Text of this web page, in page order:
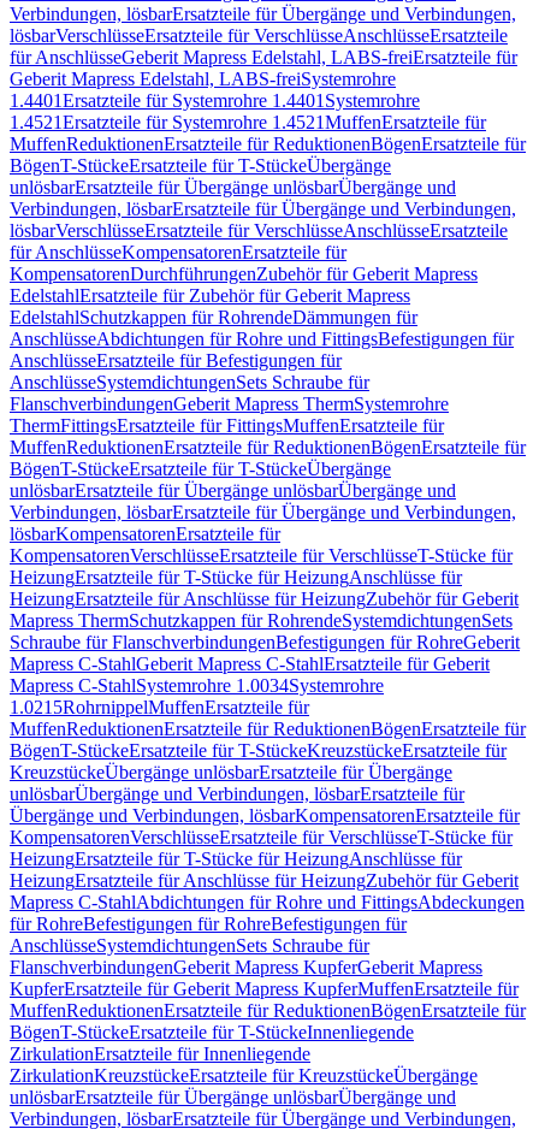
Verbindungen, lösbarErsatzteile für Übergänge und Verbindungen,
lösbarVerschlüsseErsatzteile für VerschlüsseAnschlüsseErsatzteile
für AnschlüsseGeberit Mapress Edelstahl, LABS-freiErsatzteile für
Geberit Mapress Edelstahl, LABS-freiSystemrohre
1.4401Ersatzteile für Systemrohre 1.4401 Systemrohre
1.4521Ersatzteile für Systemrohre 1.4521MuffenErsatzteile für
MuffenReduktionenErsatzteile für ReduktionenBögenErsatzteile für
BögenT-StückeErsatzteile für T-StückeÜbergänge
unlösbarErsatzteile für Übergänge unlösbarÜbergänge und
Verbindungen, lösbarErsatzteile für Übergänge und Verbindungen,
lösbarVerschlüsseErsatzteile für VerschlüsseAnschlüsseErsatzteile
für AnschlüsseKompensatorenErsatzteile für
KompensatorenDurchführungenZubehör für Geberit Mapress
EdelstahlErsatzteile für Zubehör für Geberit Mapress
EdelstahlSchutzkappen für RohrendeDämmungen für
AnschlüsseAbdichtungen für Rohre und FittingsBefestigungen für
AnschlüsseErsatzteile für Befestigungen für
AnschlüsseSystemdichtungenSets Schraube für
FlanschverbindungenGeberit Mapress ThermSystemrohre
ThermFittingsErsatzteile für FittingsMuffenErsatzteile für
MuffenReduktionenErsatzteile für ReduktionenBögenErsatzteile für
BögenT-StückeErsatzteile für T-StückeÜbergänge
unlösbarErsatzteile für Übergänge unlösbarÜbergänge und
Verbindungen, lösbarErsatzteile für Übergänge und Verbindungen,
lösbarKompensatorenErsatzteile für
KompensatorenVerschlüsseErsatzteile für VerschlüsseT-Stücke für
HeizungErsatzteile für T-Stücke für HeizungAnschlüsse für
HeizungErsatzteile für Anschlüsse für HeizungZubehör für Geberit
Mapress ThermSchutzkappen für RohrendeSystemdichtungenSets
Schraube für FlanschverbindungenBefestigungen für RohreGeberit
Mapress C-StahlGeberit Mapress C-StahlErsatzteile für Geberit
Mapress C-StahlSystemrohre 1.0034Systemrohre
1.0215RohrnippelMuffenErsatzteile für
MuffenReduktionenErsatzteile für ReduktionenBögenErsatzteile für
BögenT-StückeErsatzteile für T-StückeKreuzstückeErsatzteile für
KreuzstückeÜbergänge unlösbarErsatzteile für Übergänge
unlösbarÜbergänge und Verbindungen, lösbarErsatzteile für
Übergänge und Verbindungen, lösbarKompensatorenErsatzteile für
KompensatorenVerschlüsseErsatzteile für VerschlüsseT-Stücke für
HeizungErsatzteile für T-Stücke für HeizungAnschlüsse für
HeizungErsatzteile für Anschlüsse für HeizungZubehör für Geberit
Mapress C-StahlAbdichtungen für Rohre und FittingsAbdeckungen
für RohreBefestigungen für RohreBefestigungen für
AnschlüsseSystemdichtungenSets Schraube für
FlanschverbindungenGeberit Mapress KupferGeberit Mapress
KupferErsatzteile für Geberit Mapress KupferMuffenErsatzteile für
MuffenReduktionenErsatzteile für ReduktionenBögenErsatzteile für
BögenT-StückeErsatzteile für T-StückeInnenliegende
ZirkulationErsatzteile für Innenliegende
ZirkulationKreuzstückeErsatzteile für KreuzstückeÜbergänge
unlösbarErsatzteile für Übergänge unlösbarÜbergänge und
Verbindungen, lösbarErsatzteile für Übergänge und Verbindungen,